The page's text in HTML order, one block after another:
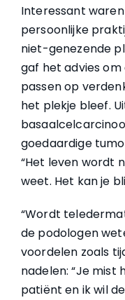
Interessant
persoonlijke
niet-genezende
gaf het advies
passen op
het plekje bleef.
goedaardige
“Het leven wordt
weet. Het kan je
“Wordt
de podologen
voordelen zoals
nadelen: “Je mist
patiënt en ik wil